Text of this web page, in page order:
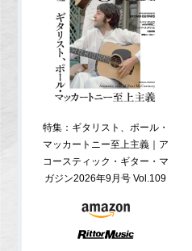
特集：ギタリスト、ポール・
マッカートニー至上主義｜ア
コースティック・ギター・マ
ガジン2026年9月号 Vol.109